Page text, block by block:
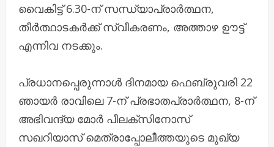
വൈകിട്ട് 6.30-ന് സന്ധ്യാപ്രാർത്ഥന,
തീർത്ഥാടകർക്ക് സ്വീകരണം, അത്താഴ ഊട്ട്
എന്നിവ നടക്കും.
പ്രധാനപ്പെരുന്നാൾ ദിനമായ ഫെബ്രുവരി 22
ഞായർ രാവിലെ 7-ന് പ്രഭാതപ്രാർത്ഥന, 8-ന്
അഭിവന്ദ്യ മോർ പീലക്‌സിനോസ്
സഖറിയാസ് മെത്രാപ്പോലീത്തയുടെ മുഖ്യ